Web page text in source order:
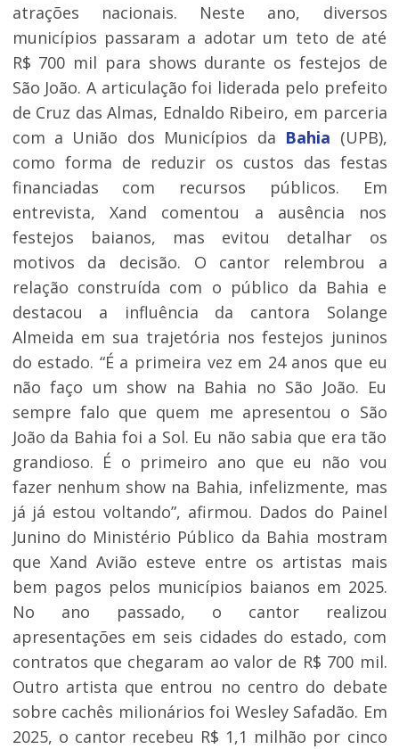
atrações nacionais. Neste ano, diversos
municípios passaram a adotar um teto de até
R$ 700 mil para shows durante os festejos de
São João. A articulação foi liderada pelo prefeito
de Cruz das Almas, Ednaldo Ribeiro, em parceria
com a União dos Municípios da Bahia (UPB),
como forma de reduzir os custos das festas
financiadas com recursos públicos. Em
entrevista, Xand comentou a ausência nos
festejos baianos, mas evitou detalhar os
motivos da decisão. O cantor relembrou a
relação construída com o público da Bahia e
destacou a influência da cantora Solange
Almeida em sua trajetória nos festejos juninos
do estado. “É a primeira vez em 24 anos que eu
não faço um show na Bahia no São João. Eu
sempre falo que quem me apresentou o São
João da Bahia foi a Sol. Eu não sabia que era tão
grandioso. É o primeiro ano que eu não vou
fazer nenhum show na Bahia, infelizmente, mas
já já estou voltando”, afirmou. Dados do Painel
Junino do Ministério Público da Bahia mostram
que Xand Avião esteve entre os artistas mais
bem pagos pelos municípios baianos em 2025.
No ano passado, o cantor realizou
apresentações em seis cidades do estado, com
contratos que chegaram ao valor de R$ 700 mil.
Outro artista que entrou no centro do debate
sobre cachês milionários foi Wesley Safadão. Em
2025, o cantor recebeu R$ 1,1 milhão por cinco